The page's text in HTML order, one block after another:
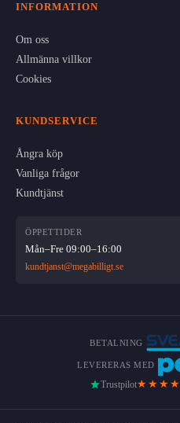
INFORMATION
Om oss
Allmänna villkor
Cookies
KUNDSERVICE
Ångra köp
Vanliga frågor
Kundtjänst
ÖPPETTIDER
Mån–Fre 09:00–16:00
kundtjanst@megabilligt.se
BETALNING
LEVERERAS MED
Trustpilot★★★★